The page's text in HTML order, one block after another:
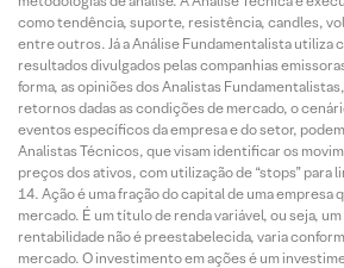
como tendência, suporte, resistência, candles,
entre outros. Já a Análise Fundamentalista utiliza
resultados divulgados pelas companhias
forma, as opiniões dos Analistas
retornos dadas as condições de mercado, o
eventos específicos da empresa e do setor,
Analistas Técnicos, que visam identificar os
preços dos ativos, com utilização de “stops” para
Ação é uma fração do capital de uma empresa
mercado. É um título de renda variável, ou seja,
rentabilidade não é preestabelecida, varia
mercado. O investimento em ações é um